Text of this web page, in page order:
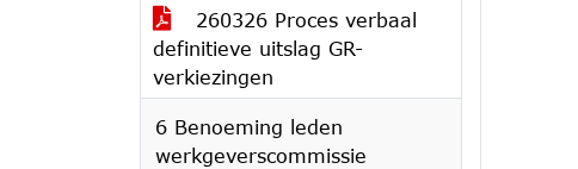
260326 Proces verbaal
definitieve uitslag GR-
verkiezingen
6 Benoeming leden
werkgeverscommissie